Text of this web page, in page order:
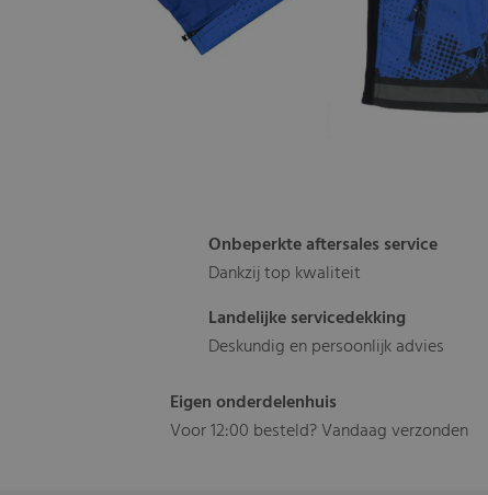
Onbeperkte aftersales service
Dankzij top kwaliteit
Landelijke servicedekking
Deskundig en persoonlijk advies
Eigen onderdelenhuis
Voor 12:00 besteld? Vandaag verzonden